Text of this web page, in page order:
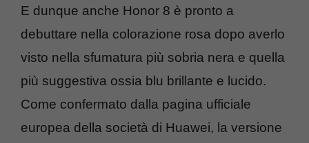
E dunque anche Honor 8 è pronto a
debuttare nella colorazione rosa dopo averlo
visto nella sfumatura più sobria nera e quella
più suggestiva ossia blu brillante e lucido.
Come confermato dalla pagina ufficiale
europea della società di Huawei, la versione